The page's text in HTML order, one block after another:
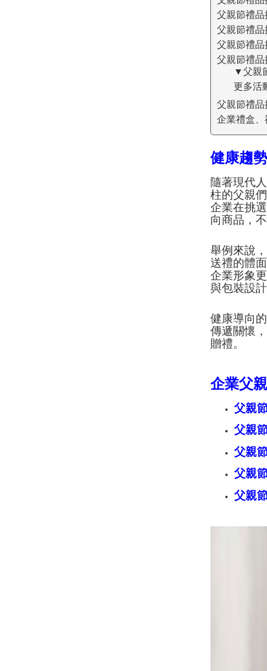
父親節禮
父親節禮
父親節禮
父親節禮
▼父親
更多活
父親節禮
企業禮盒
健康趨
隨著現代
柱的父親
企業在挑
向商品，
舉例來說
送禮的體
企業形象
與包裝設
健康導向
傳遞關懷
贈禮。
企業父
父親
父親
父親
父親
父親